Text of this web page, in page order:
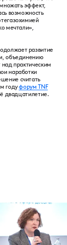
эффект,
возможность
мечтали»,
развитие
объединению
практическим
наработки
считать
годуфорум TNF
двадцатилетие.